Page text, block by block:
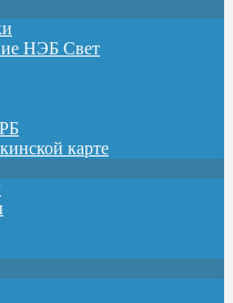
НЭБ Свет
карте